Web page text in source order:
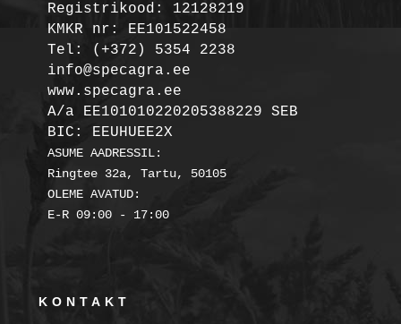
Registrikood: 12128219
KMKR nr: EE101522458
Tel: (+372) 5354 2238
info@specagra.ee
A/a EE101010220205388229 SEB
BIC: EEUHUEE2X
ASUME AADRESSIL:
Ringtee 32a, Tartu, 50105
OLEME AVATUD:
E-R 09:00 - 17:00
KONTAKT